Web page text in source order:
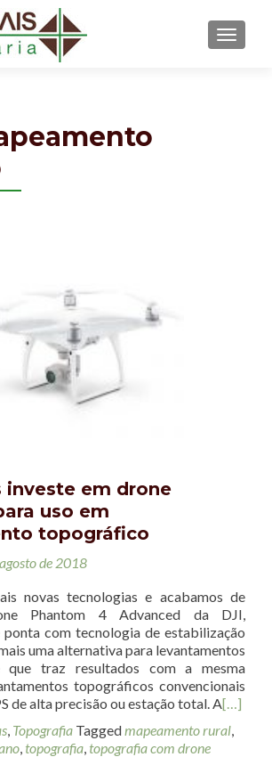
MENU
investe em drone
uso em
topográfico
de 2018
novas tecnologias e acabamos de
Phantom 4 Advanced da DJI,
ponta com tecnologia de estabilização
uma alternativa para levantamentos
que traz resultados com a mesma
topográficos convencionais
de alta precisão ou estação total. A[…]
, Topografia Taggedmapeamento rural,
, topografia, topografia com drone